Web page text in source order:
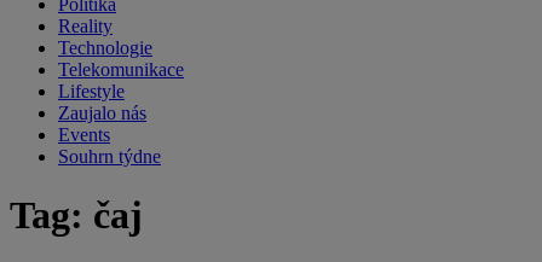
Politika
Reality
Technologie
Telekomunikace
Lifestyle
Zaujalo nás
Events
Souhrn týdne
Tag: čaj